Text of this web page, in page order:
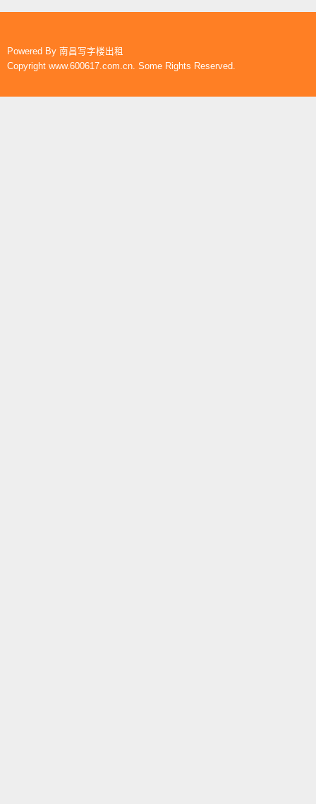
Powered By 南昌写字楼出租
Copyright www.600617.com.cn. Some Rights Reserved.